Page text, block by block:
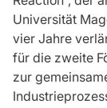
Universität
vier Jahre
für die zweite
zur